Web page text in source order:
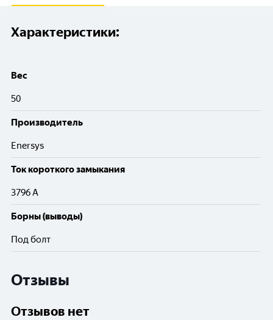
Характеристики:
Вес
50
Производитель
Enersys
Ток короткого замыкания
3796 A
Борны (выводы)
Под болт
Отзывы
Отзывов нет